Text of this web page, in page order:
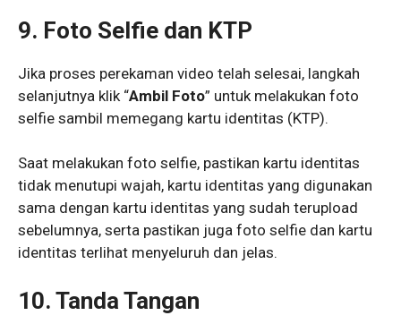
9. Foto Selfie dan KTP
Jika proses perekaman video telah selesai, langkah
selanjutnya klik “Ambil Foto” untuk melakukan foto
selfie sambil memegang kartu identitas (KTP).
Saat melakukan foto selfie, pastikan kartu identitas
tidak menutupi wajah, kartu identitas yang digunakan
sama dengan kartu identitas yang sudah terupload
sebelumnya, serta pastikan juga foto selfie dan kartu
identitas terlihat menyeluruh dan jelas.
10. Tanda Tangan